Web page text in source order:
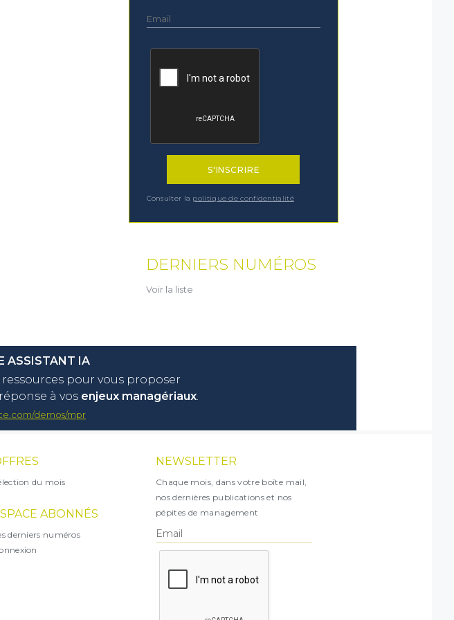
Consulter la politique de confidentialité
DERNIERS NUMÉROS
Voir la liste
ASSISTANT IA
pour vous proposer
à vos enjeux managériaux.
demos/mpr
du mois
ABONNÉS
derniers numéros
NEWSLETTER
Chaque mois, dans votre boîte mail,
nos dernières publications et nos
pépites de management